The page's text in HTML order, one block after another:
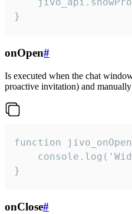
}
onOpen#
Is executed when the chat
proactive invitation) and
function
}
onClose#